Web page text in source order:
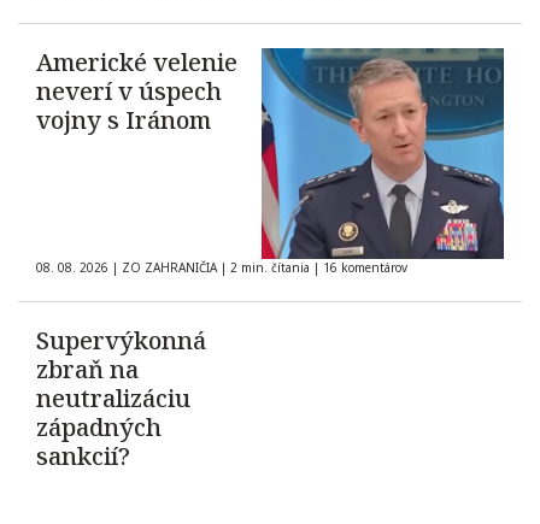
Americké velenie
neverí v úspech
vojny s Iránom
08. 08. 2026 | ZO ZAHRANIČIA | 2 min. čítania | 16 komentárov
Supervýkonná
zbraň na
neutralizáciu
západných
sankcií?